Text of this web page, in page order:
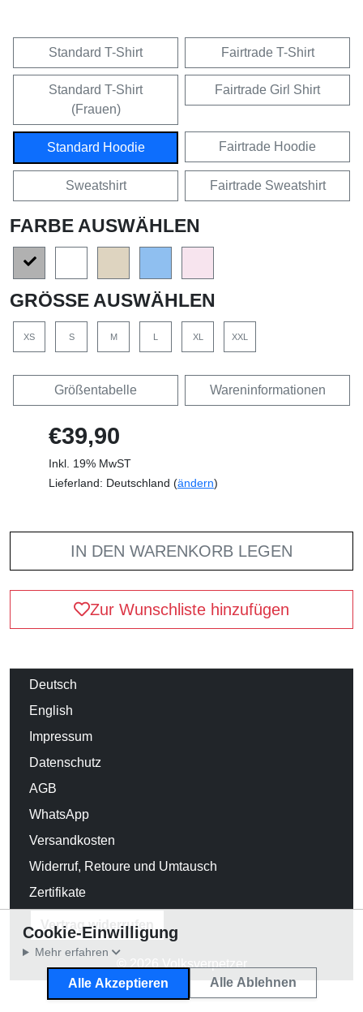
Standard T-Shirt Fairtrade T-Shirt
Standard T-Shirt
(Frauen)
Fairtrade Girl Shirt
Standard Hoodie Fairtrade Hoodie
Sweatshirt Fairtrade Sweatshirt
FARBE AUSWÄHLEN
GRÖSSE AUSWÄHLEN
XS S M L XL XXL
Größentabelle Wareninformationen
€39,90
Inkl. 19% MwST
Lieferland: Deutschland (ändern)
IN DEN WARENKORB LEGEN
Zur Wunschliste hinzufügen
Deutsch
English
Impressum
Datenschutz
AGB
WhatsApp
Versandkosten
Widerruf, Retoure und Umtausch
Zertifikate
Vertrag widerrufen
© 2026 Volksverpetzer
Cookie-Einwilligung
Mehr erfahren
Alle Akzeptieren Alle Ablehnen